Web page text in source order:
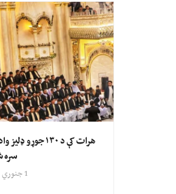
هرات کې د ۱۳۰
سره
1 جنوري 2026